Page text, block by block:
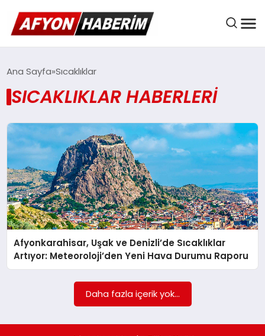
AFYON HABER
BELEDIYELER
EKONOMI
DÜNYA
Ana Sayfa Sıcaklıklar
SICAKLIKLAR HABERLERI
Afyonkarahisar, Uşak ve Denizli’de Sıcaklıklar
Artıyor: Meteoroloji’den Yeni Hava Durumu Raporu
Daha fazla içerik yok...